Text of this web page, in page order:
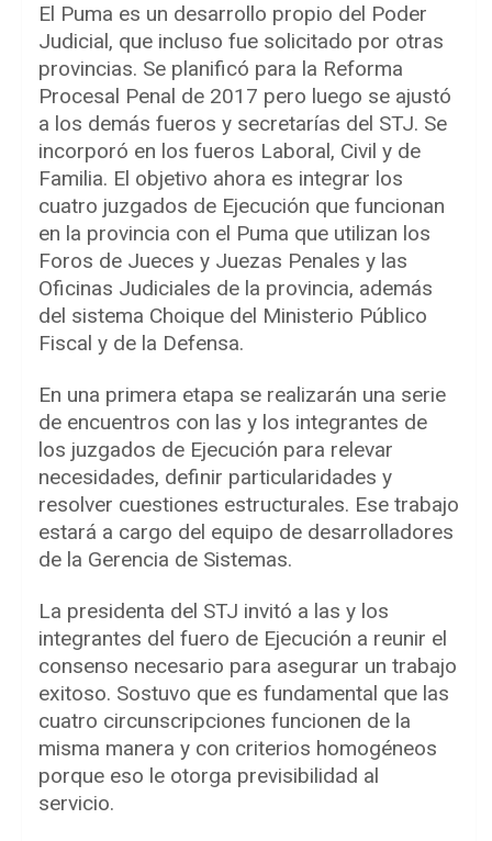
El Puma es un desarrollo propio del Poder
Judicial, que incluso fue solicitado por otras
provincias. Se planificó para la Reforma
Procesal Penal de 2017 pero luego se ajustó
a los demás fueros y secretarías del STJ. Se
incorporó en los fueros Laboral, Civil y de
Familia. El objetivo ahora es integrar los
cuatro juzgados de Ejecución que funcionan
en la provincia con el Puma que utilizan los
Foros de Jueces y Juezas Penales y las
Oficinas Judiciales de la provincia, además
del sistema Choique del Ministerio Público
Fiscal y de la Defensa.
En una primera etapa se realizarán una serie
de encuentros con las y los integrantes de
los juzgados de Ejecución para relevar
necesidades, definir particularidades y
resolver cuestiones estructurales. Ese trabajo
estará a cargo del equipo de desarrolladores
de la Gerencia de Sistemas.
La presidenta del STJ invitó a las y los
integrantes del fuero de Ejecución a reunir el
consenso necesario para asegurar un trabajo
exitoso. Sostuvo que es fundamental que las
cuatro circunscripciones funcionen de la
misma manera y con criterios homogéneos
porque eso le otorga previsibilidad al
servicio.